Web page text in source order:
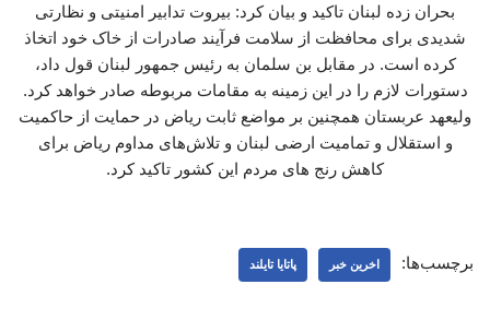
بحران زده لبنان تاکید و بیان کرد: بیروت تدابیر امنیتی و نظارتی
شدیدی برای محافظت از سلامت فرآیند صادرات از خاک خود اتخاذ
کرده است. در مقابل بن سلمان به رئیس جمهور لبنان قول داد،
دستورات لازم را در این زمینه به مقامات مربوطه صادر خواهد کرد.
ولیعهد عربستان همچنین بر مواضع ثابت ریاض در حمایت از حاکمیت
و استقلال و تمامیت ارضی لبنان و تلاش‌های مداوم ریاض برای
کاهش رنج های مردم این کشور تاکید کرد.
برچسب‌ها: اخرین خبر پاتایا تایلند